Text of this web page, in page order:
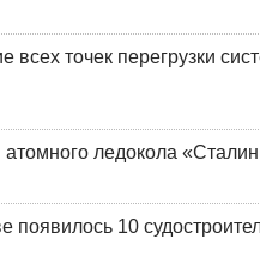
всех точек перегрузки
ледокола
появилось 10